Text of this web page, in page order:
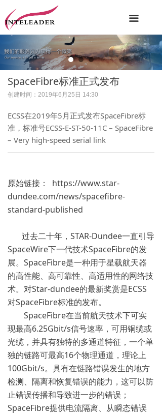
끀
SpaceFibre标准正式发布
创建时间： 2019年6月25日 14:30
ECSS在2019年5月正式发布SpaceFibre标
准，标准号ECSS-E-ST-50-11C – SpaceFibre
– Very high-speed serial link
原始链接： https://www.star-
dundee.com/news/spacefibre-
standard-published
过去二十年，STAR-Dundee一直引导
SpaceWire下一代技术SpaceFibre的发
展。SpaceFibre是一种用于星载航天器
的高性能、高可靠性、高适用性的网络技
术。对Star-dundee的最新奖赏是ECSS
对SpaceFibre标准的发布。
SpaceFibre在当前航天技术下可实
现最高6.25Gbit/s信号速率，可用铜缆或
光缆，并具有独特的多通道特征，一个单
独的链路可最高16个物理通道，理论上
100Gbit/s。具有在链路错误发生的地方
检测、隔离和恢复错误的能力，这可以防
止错误传播和导致进一步的错误；
SpaceFibre提供电流隔离、从瞬态错误